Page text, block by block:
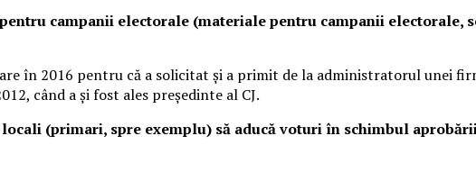
campanii electorale (materiale pentru campanii electorale,
în 2016 pentru că a solicitat și a primit de la administratorul unei
când a și fost ales președinte al CJ.
(primari, spre exemplu) să aducă voturi în schimbul